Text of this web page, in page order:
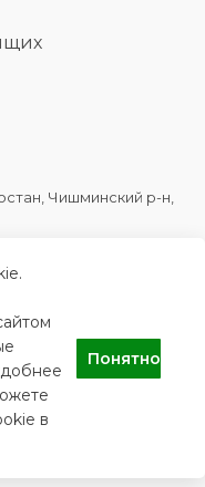
Чишминский р-н,
в
Понятно